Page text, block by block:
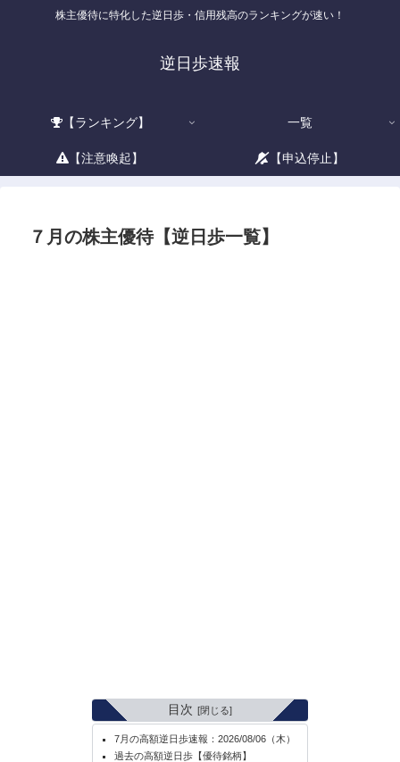
株主優待に特化した逆日歩・信用残高のランキングが速い！
逆日歩速報
【ランキング】 一覧
【注意喚起】 【申込停止】
７月の株主優待【逆日歩一覧】
目次
7月の高額逆日歩速報：2026/08/06（木）
過去の高額逆日歩【優待銘柄】